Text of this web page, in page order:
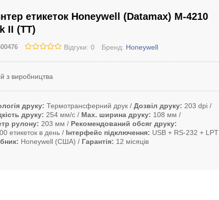
етикеток Honeywell (Datamax) M-4210
II (TT)
Відгуки: 0 Бренд: Honeywell
з виробництва
друку Термотрансферний друк Дозвіл друку
203 dpi
друку
254 мм/с Max. ширина друку
108 мм
рулону
203 мм
Рекомендований обсяг друку
етикеток в день
Інтерфейс підключення
USB + RS-232 + LPT
Honeywell (США) Гарантія 12 місяців